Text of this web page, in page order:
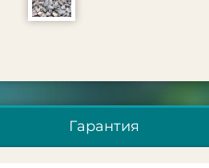
Гарантия